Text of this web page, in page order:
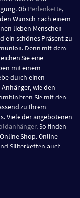
Ob Perlenkette,
Wunsch nach einem
lieben Menschen
ein schönes Präsent zu
Denn mit dem
Sie eine
mit einem
durch einen
wie den
Sie mit den
zu Ihrem
Viele der angebotenen
. So finden
Shop. Online
Silberketten auch